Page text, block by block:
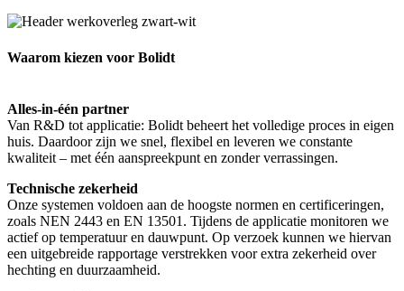
Waarom kiezen voor Bolidt
Alles-in-één partner
Van R&D tot applicatie: Bolidt beheert het volledige proces in eigen
huis. Daardoor zijn we snel, flexibel en leveren we constante
kwaliteit – met één aanspreekpunt en zonder verrassingen.
Technische zekerheid
Onze systemen voldoen aan de hoogste normen en certificeringen,
zoals NEN 2443 en EN 13501. Tijdens de applicatie monitoren we
actief op temperatuur en dauwpunt. Op verzoek kunnen we hiervan
een uitgebreide rapportage verstrekken voor extra zekerheid over
hechting en duurzaamheid.